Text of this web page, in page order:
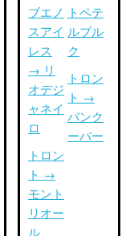
ブエノ
スアイ
レス
→ リ
オデジ
ャネイ
ロ
トロン
ト →
モント
リオー
ル
トペテ
ルブル
ク
トロン
ト →
バンク
ーバー